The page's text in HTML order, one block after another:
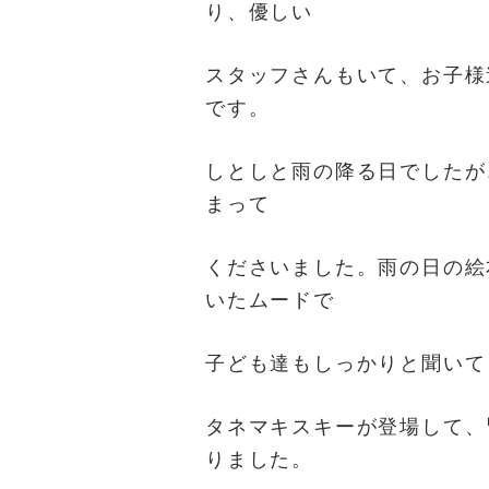
り、優しい
スタッフさんもいて、お子
です。
しとしと雨の降る日でした
まって
くださいました。雨の日の
いたムードで
子ども達もしっかりと聞い
タネマキスキーが登場して
りました。